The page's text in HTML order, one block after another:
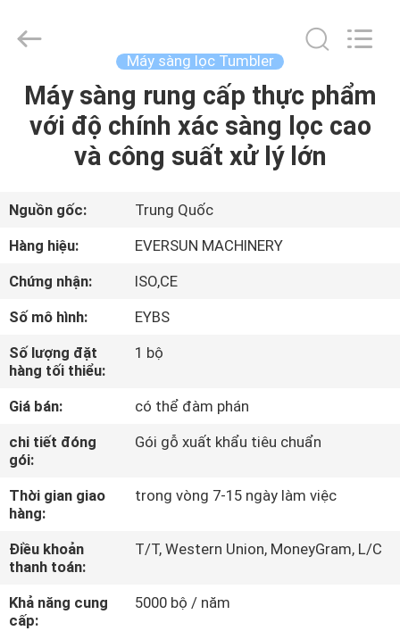
NHÀ
PHẨM
HƯỚNG
VR
CHÚNG
TÔI
THAM
QUAN
NHÀ
MÁY
Machinery
(Henan)
Reserved.
Máy sàng lọc Tumbler
Máy sàng rung cấp thực phẩm
với độ chính xác sàng lọc cao
và công suất xử lý lớn
Nguồn gốc:
Trung Quốc
Hàng hiệu:
EVERSUN MACHINERY
Chứng nhận:
ISO,CE
Số mô hình:
EYBS
Số lượng đặt
hàng tối thiểu:
1 bộ
Giá bán:
có thể đàm phán
chi tiết đóng
gói:
Gói gỗ xuất khẩu tiêu chuẩn
Thời gian giao
hàng:
trong vòng 7-15 ngày làm việc
Điều khoản
thanh toán:
T/T, Western Union, MoneyGram, L/C
Khả năng cung
cấp:
5000 bộ / năm